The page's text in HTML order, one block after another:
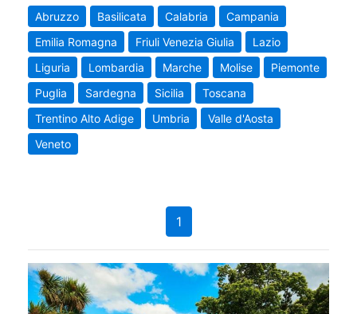
Abruzzo Basilicata Calabria
Campania
Emilia Romagna
Friuli Venezia Giulia
Lazio
Liguria
Lombardia Marche Molise
Piemonte
Puglia
Sardegna Sicilia
Toscana
Trentino Alto Adige
Umbria
Valle d'Aosta
Veneto
1